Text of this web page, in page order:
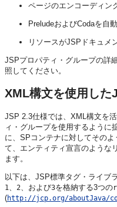
ページのエンコーディン
PreludeおよびCodaを自
リソースがJSPドキュメ
JSPプロパティ・グループの詳
照してください。
XML構文を使用した
JSP 2.3仕様では、XML構文を
ィ・グループを使用するよう
に、SPコンテナに対してその
て、エンティティ宣言のような
ます。
以下は、JSP標準タグ・ライブ
1 2 、および3を格納する3つの
(http://jcp.org/aboutJava/